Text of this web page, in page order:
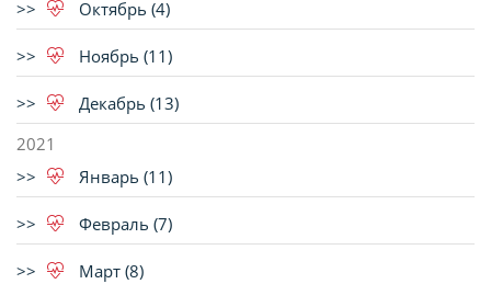
Октябрь (4)
Ноябрь (11)
Декабрь (13)
2021
Январь (11)
Февраль (7)
Март (8)